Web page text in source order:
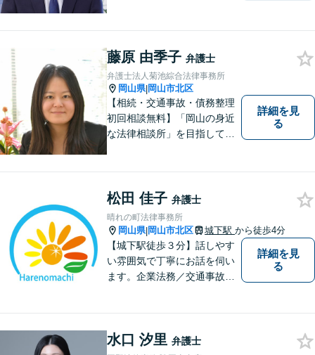
藤原 由季子 弁護士
弁護士法人菊池綜合法律事務所
岡山県|岡山市北区
【相続・交通事故・債務整理
初回相談無料】「岡山の身近
な法律相談所」を目指してい
んなささいなことでも構いま
せん。お気軽にご相談くださ
い。【土曜日も受付可能】
【専用駐車場あり】
詳細を見
る
松田 佳子 弁護士
晴れの町法律事務所
岡山県|岡山市北区 城下駅 から徒歩4分
【城下駅徒歩３分】話しやす
い雰囲気で丁寧にお話を伺い
ます。企業法務／交通事故／
詳細を見
る
水口 汐里 弁護士